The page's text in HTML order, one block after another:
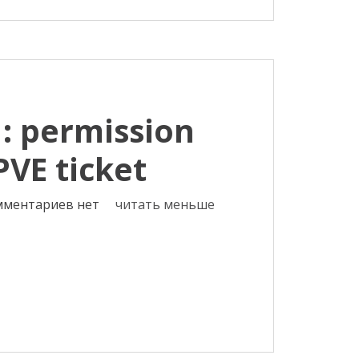
permission
ticket
нет читать меньше